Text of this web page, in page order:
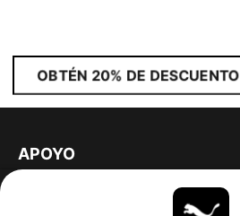
OBTÉN 20% DE DESCUENTO
APOYO